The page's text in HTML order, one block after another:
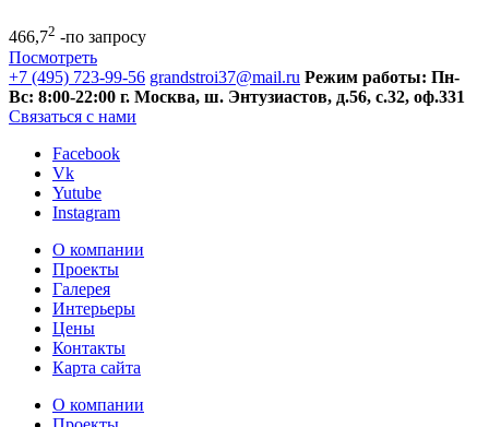
466,72 -по запросу
Посмотреть
+7 (495) 723-99-56 grandstroi37@mail.ru Режим работы: Пн-
Вс: 8:00-22:00 г. Москва, ш. Энтузиастов, д.56, с.32, оф.331
Связаться с нами
Facebook
Vk
Yutube
Instagram
О компании
Проекты
Галерея
Интерьеры
Цены
Контакты
Карта сайта
О компании